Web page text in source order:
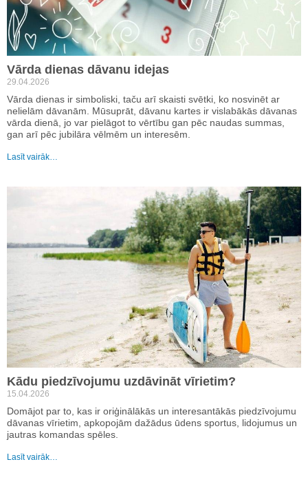
Vārda dienas dāvanu idejas
29.04.2026
Vārda dienas ir simboliski, taču arī skaisti svētki, ko nosvinēt ar
nelielām dāvanām. Mūsuprāt, dāvanu kartes ir vislabākās dāvanas
vārda dienā, jo var pielāgot to vērtību gan pēc naudas summas,
gan arī pēc jubilāra vēlmēm un interesēm.
Lasīt vairāk…
Kādu piedzīvojumu uzdāvināt vīrietim?
15.04.2026
Domājot par to, kas ir oriģinālākās un interesantākās piedzīvojumu
dāvanas vīrietim, apkopojām dažādus ūdens sportus, lidojumus un
jautras komandas spēles.
Lasīt vairāk…